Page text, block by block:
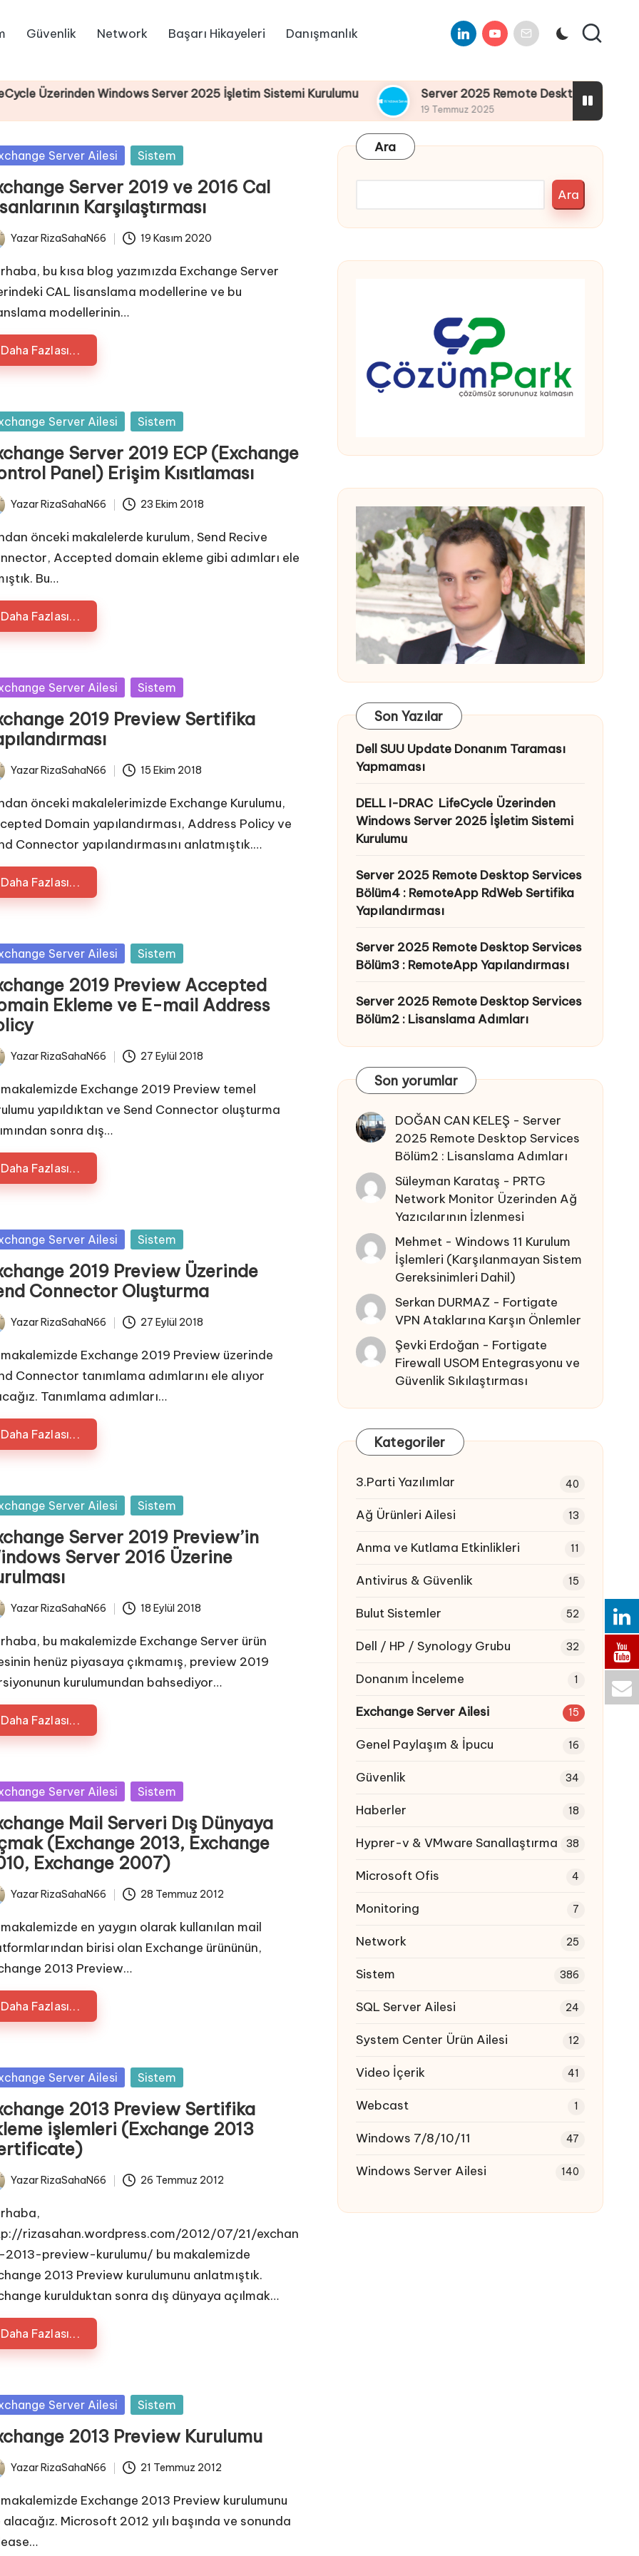
Güvenlik Network Başarı Hikayeleri Danışmanlık LinkedinYoutube
E-
Mail
Windows Server 2025 İşletim Sistemi Kurulumu Server 2025 Remote Desktop Services Bölüm4 :
19 Temmuz 2025
Server Ailesi Sistem
Server 2019 ve 2016 Cal
Karşılaştırması
Yazar RizaSahaN66 19 Kasım 2020
bu kısa blog yazımızda Exchange Server
CAL lisanslama modellerine ve bu
modellerinin…
Daha Fazlası...
Server Ailesi Sistem
Server 2019 ECP (Exchange
Panel) Erişim Kısıtlaması
Yazar RizaSahaN66 23 Ekim 2018
önceki makalelerde kurulum, Send Recive
Accepted domain ekleme gibi adımları ele
Bu…
Daha Fazlası...
Server Ailesi Sistem
2019 Preview Sertifika
Yazar RizaSahaN66 15 Ekim 2018
önceki makalelerimizde Exchange Kurulumu,
Domain yapılandırması, Address Policy ve
Connector yapılandırmasını anlatmıştık.…
Daha Fazlası...
Server Ailesi Sistem
2019 Preview Accepted
Ekleme ve E-mail Address
Yazar RizaSahaN66 27 Eylül 2018
makalemizde Exchange 2019 Preview temel
yapıldıktan ve Send Connector oluşturma
sonra dış…
Daha Fazlası...
Server Ailesi Sistem
2019 Preview Üzerinde
Connector Oluşturma
Yazar RizaSahaN66 27 Eylül 2018
makalemizde Exchange 2019 Preview üzerinde
Connector tanımlama adımlarını ele alıyor
Tanımlama adımları…
Daha Fazlası...
Server Ailesi Sistem
Server 2019 Preview’in
Server 2016 Üzerine
Yazar RizaSahaN66 18 Eylül 2018
bu makalemizde Exchange Server ürün
henüz piyasaya çıkmamış, preview 2019
kurulumundan bahsediyor…
Daha Fazlası...
Server Ailesi Sistem
Mail Serveri Dış Dünyaya
(Exchange 2013, Exchange
Exchange 2007)
Yazar RizaSahaN66 28 Temmuz 2012
makalemizde en yaygın olarak kullanılan mail
birisi olan Exchange ürününün,
2013 Preview…
Daha Fazlası...
Server Ailesi Sistem
2013 Preview Sertifika
işlemleri (Exchange 2013
Yazar RizaSahaN66 26 Temmuz 2012
rizasahan.wordpress.com/2012/07/21/exchan
2013-preview-kurulumu/ bu makalemizde
2013 Preview kurulumunu anlatmıştık.
kurulduktan sonra dış dünyaya açılmak…
Daha Fazlası...
Server Ailesi Sistem
2013 Preview Kurulumu
Yazar RizaSahaN66 21 Temmuz 2012
makalemizde Exchange 2013 Preview kurulumunu
alacağız. Microsoft 2012 yılı başında ve sonunda
Ara
Ara
Son Yazılar
Dell SUU Update Donanım Taraması
Yapmaması
DELL I-DRAC LifeCycle Üzerinden
Windows Server 2025 İşletim Sistemi
Kurulumu
Server 2025 Remote Desktop Services
Bölüm4 : RemoteApp RdWeb Sertifika
Yapılandırması
Server 2025 Remote Desktop Services
Bölüm3 : RemoteApp Yapılandırması
Server 2025 Remote Desktop Services
Bölüm2 : Lisanslama Adımları
Son yorumlar
DOĞAN CAN KELEŞ -Server
2025 Remote Desktop Services
Bölüm2 : Lisanslama Adımları
Süleyman Karataş - PRTG
Network Monitor Üzerinden Ağ
Yazıcılarının İzlenmesi
Mehmet -Windows 11 Kurulum
İşlemleri (Karşılanmayan Sistem
Gereksinimleri Dahil)
Serkan DURMAZ - Fortigate
VPN Ataklarına Karşın Önlemler
Şevki Erdoğan - Fortigate
Firewall USOM Entegrasyonu ve
Güvenlik Sıkılaştırması
Kategoriler
3.Parti Yazılımlar 40
Ağ Ürünleri Ailesi 13
Anma ve Kutlama Etkinlikleri 11
Antivirus & Güvenlik 15
Bulut Sistemler 52
Dell / HP / Synology Grubu 32
Donanım İnceleme 1
Exchange Server Ailesi 15
Genel Paylaşım & İpucu 16
Güvenlik 34
Haberler 18
Hyprer-v & VMware Sanallaştırma 38
Microsoft Ofis 4
Monitoring 7
Network 25
Sistem 386
SQL Server Ailesi 24
System Center Ürün Ailesi 12
Video İçerik 41
Webcast 1
Windows 7/8/10/11 47
Windows Server Ailesi 140